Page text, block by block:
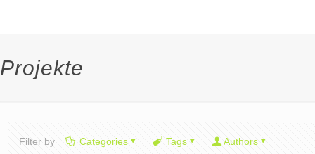
Projekte
Filter by Categories Tags Authors